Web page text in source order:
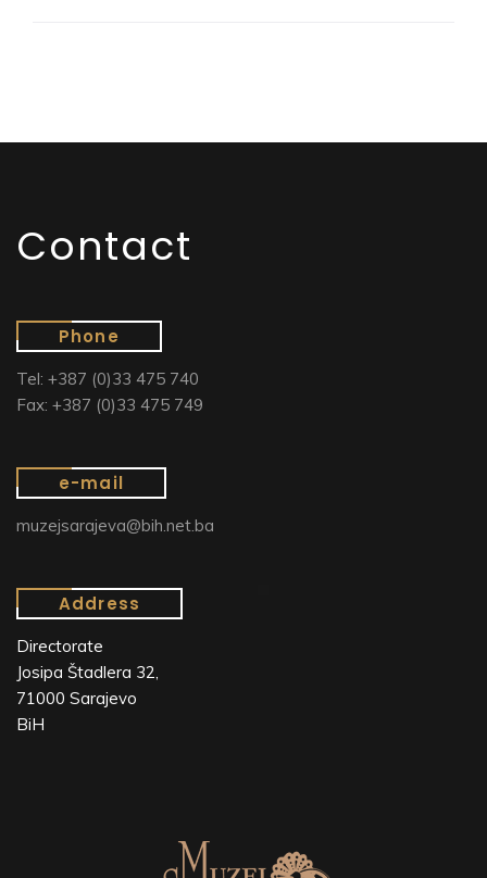
Contact
Phone
Tel: +387 (0)33 475 740
Fax: +387 (0)33 475 749
e-mail
muzejsarajeva@bih.net.ba
Address
Directorate
Josipa Štadlera 32,
71000 Sarajevo
BiH